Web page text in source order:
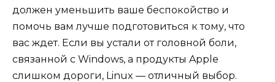
должен уменьшить ваше беспокойство и
помочь вам лучше подготовиться к тому, что
вас ждет. Если вы устали от головной боли,
связанной с Windows, а продукты Apple
слишком дороги, Linux — отличный выбор.